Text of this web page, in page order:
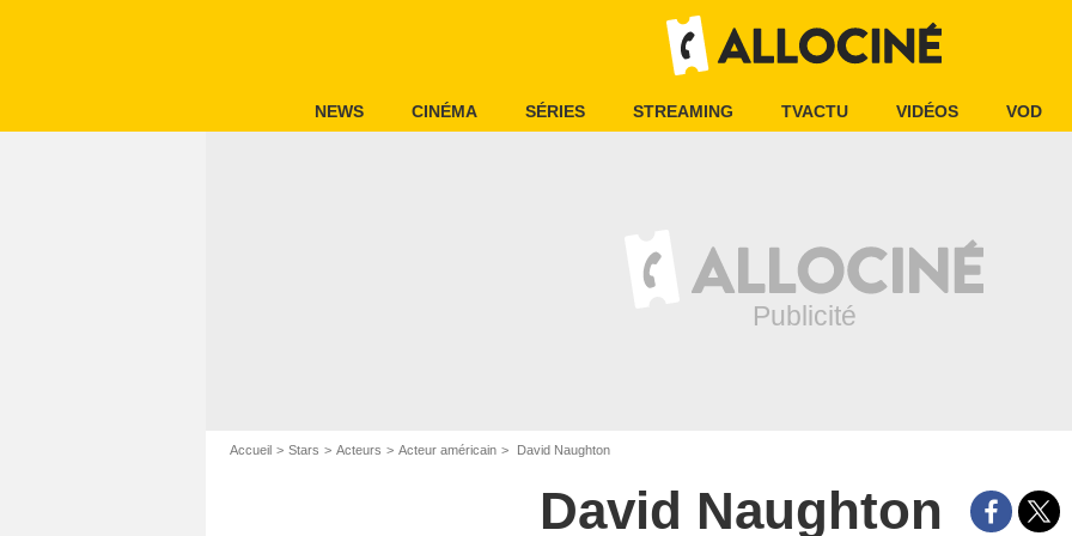
NEWS CINÉMA SÉRIES STREAMING TVACTU VIDÉOS VOD
Accueil Stars Acteurs Acteur américain David Naughton
David Naughton